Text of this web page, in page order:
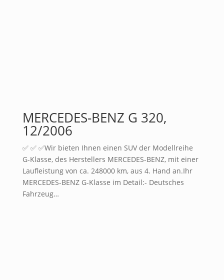
MERCEDES-BENZ G 320,
12/2006
✅ ✅ ✅Wir bieten Ihnen einen SUV der Modellreihe
G-Klasse, des Herstellers MERCEDES-BENZ, mit einer
Laufleistung von ca. 248000 km, aus 4. Hand an.Ihr
MERCEDES-BENZ G-Klasse im Detail:- Deutsches
Fahrzeug…